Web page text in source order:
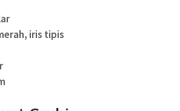
iris tipis